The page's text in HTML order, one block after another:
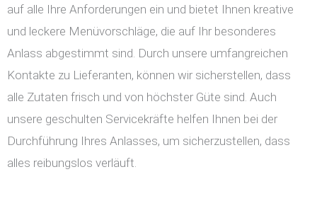
auf alle Ihre Anforderungen ein und bietet Ihnen kreative
und leckere Menüvorschläge, die auf Ihr besonderes
Anlass abgestimmt sind. Durch unsere umfangreichen
Kontakte zu Lieferanten, können wir sicherstellen, dass
alle Zutaten frisch und von höchster Güte sind. Auch
unsere geschulten Servicekräfte helfen Ihnen bei der
Durchführung Ihres Anlasses, um sicherzustellen, dass
alles reibungslos verläuft.